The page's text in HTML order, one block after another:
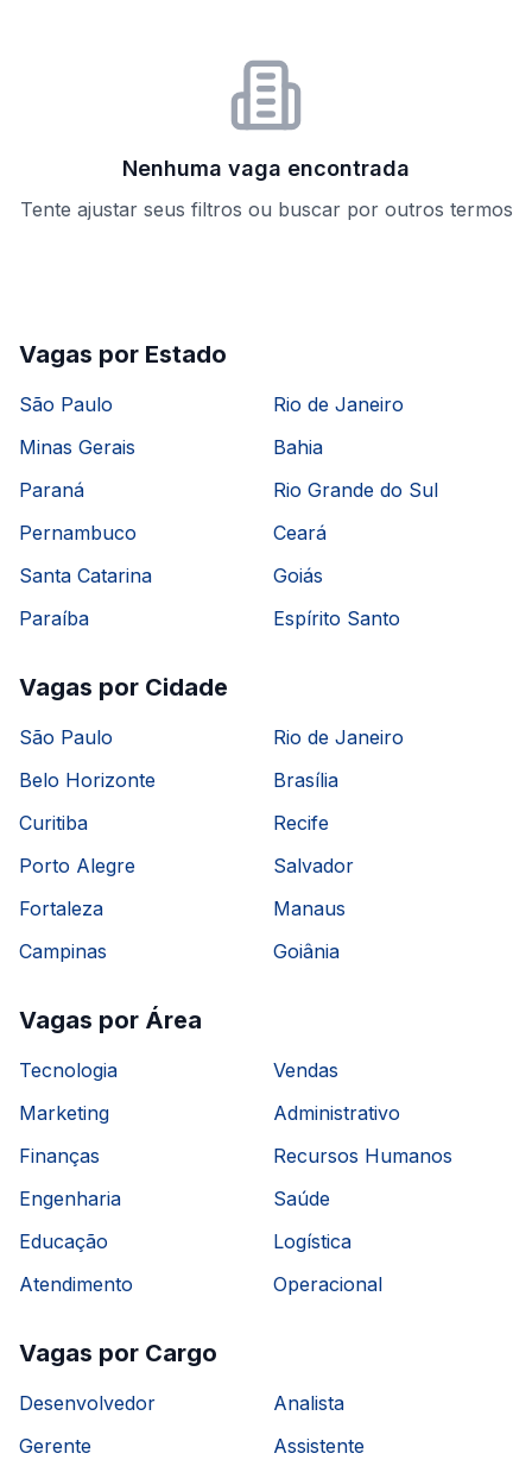
Nenhuma vaga encontrada
Tente ajustar seus filtros ou buscar por outros termos
Vagas por Estado
São Paulo
Rio de Janeiro
Minas Gerais
Bahia
Paraná
Rio Grande do Sul
Pernambuco
Ceará
Santa Catarina
Goiás
Paraíba
Espírito Santo
Vagas por Cidade
São Paulo
Rio de Janeiro
Belo Horizonte
Brasília
Curitiba
Recife
Porto Alegre
Salvador
Fortaleza
Manaus
Campinas
Goiânia
Vagas por Área
Tecnologia
Vendas
Marketing
Administrativo
Finanças
Recursos Humanos
Engenharia
Saúde
Educação
Logística
Atendimento
Operacional
Vagas por Cargo
Desenvolvedor
Analista
Gerente
Assistente